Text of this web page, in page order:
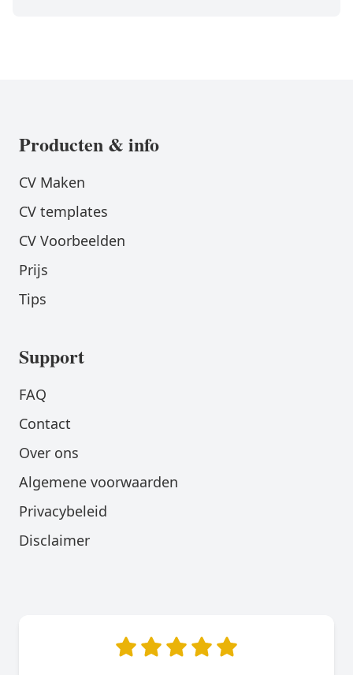
Producten & info
CV Maken
CV templates
CV Voorbeelden
Prijs
Tips
Support
FAQ
Contact
Over ons
Algemene voorwaarden
Privacybeleid
Disclaimer